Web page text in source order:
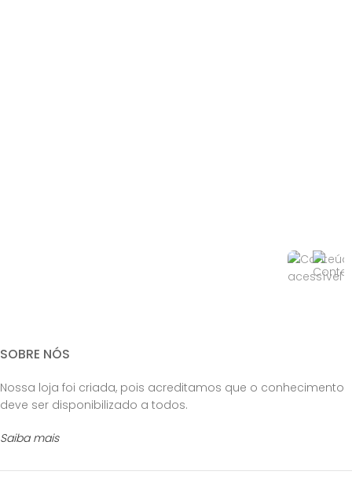
SOBRE NÓS
Nossa loja foi criada, pois acreditamos que o conhecimento
deve ser disponibilizado a todos.
Saiba mais